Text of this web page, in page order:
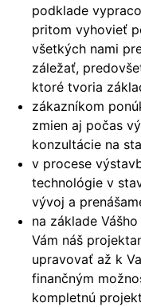
podklade
pritom vyhovieť
všetkých nami
záležať,
ktoré tvoria
zákazníkom
zmien aj počas
konzultácie na
v procese
technológie v
vývoj a
na základe
Vám náš
upravovať až k
finančným
kompletnú